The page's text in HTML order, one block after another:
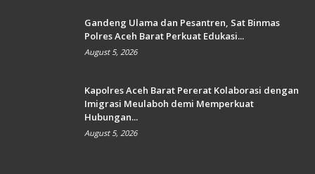
Gandeng Ulama dan Pesantren, Sat Binmas
Polres Aceh Barat Perkuat Edukasi...
August 5, 2026
Kapolres Aceh Barat Pererat Kolaborasi dengan
Imigrasi Meulaboh demi Memperkuat
Hubungan...
August 5, 2026